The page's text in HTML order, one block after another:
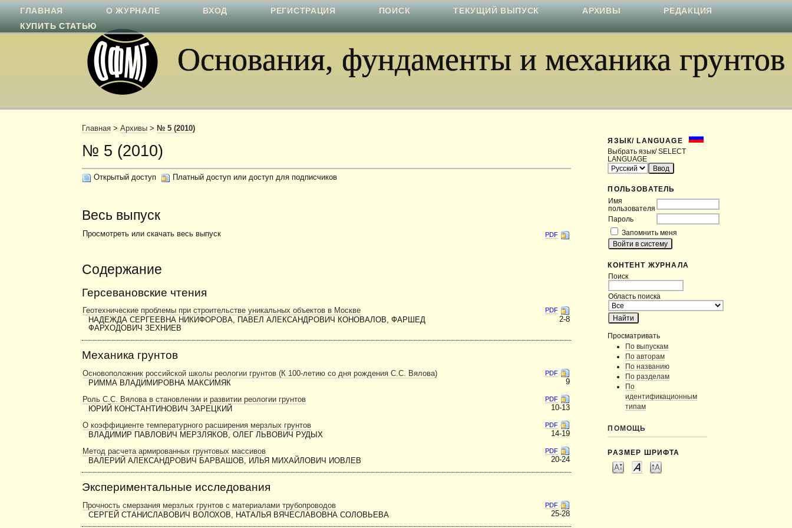
Основания, фундаменты и механика грунтов
ЯЗЫК/ LANGUAGE
Выбрать язык/ SELECT
LANGUAGE
ПОЛЬЗОВАТЕЛЬ
Имя
пользователя
Пароль
Запомнить меня
КОНТЕНТ ЖУРНАЛА
Поиск
Область поиска
Просматривать
По выпускам
По авторам
По названию
По разделам
По
идентификационным
типам
ПОМОЩЬ
РАЗМЕР ШРИФТА
ГЛАВНАЯ О ЖУРНАЛЕ ВХОД РЕГИСТРАЦИЯ ПОИСК ТЕКУЩИЙ ВЫПУСК АРХИВЫ
РЕДАКЦИЯ
КУПИТЬ СТАТЬЮ
Главная >Архивы > № 5 (2010)
№ 5 (2010)
Открытый доступ Платный доступ или доступ для подписчиков
Весь выпуск
Просмотреть или скачать весь выпуск PDF
Содержание
Герсевановские чтения
Геотехнические проблемы при строительстве уникальных объектов в Москве
НАДЕЖДА СЕРГЕЕВНА НИКИФОРОВА, ПАВЕЛ АЛЕКСАНДРОВИЧ КОНОВАЛОВ, ФАРШЕД
ФАРХОДОВИЧ ЗЕХНИЕВ
PDF
2-8
Механика грунтов
Основоположник российской школы реологии грунтов (К 100-летию со дня рождения С.С. Вялова)
РИММА ВЛАДИМИРОВНА МАКСИМЯК
PDF
9
Роль С.С. Вялова в становлении и развитии реологии грунтов
ЮРИЙ КОНСТАНТИНОВИЧ ЗАРЕЦКИЙ
PDF
10-13
О коэффициенте температурного расширения мерзлых грунтов
ВЛАДИМИР ПАВЛОВИЧ МЕРЗЛЯКОВ, ОЛЕГ ЛЬВОВИЧ РУДЫХ
PDF
14-19
Метод расчета армированных грунтовых массивов
ВАЛЕРИЙ АЛЕКСАНДРОВИЧ БАРВАШОВ, ИЛЬЯ МИХАЙЛОВИЧ ИОВЛЕВ
PDF
20-24
Экспериментальные исследования
Прочность смерзания мерзлых грунтов с материалами трубопроводов
СЕРГЕЙ СТАНИСЛАВОВИЧ ВОЛОХОВ, НАТАЛЬЯ ВЯЧЕСЛАВОВНА СОЛОВЬЕВА
PDF
25-28